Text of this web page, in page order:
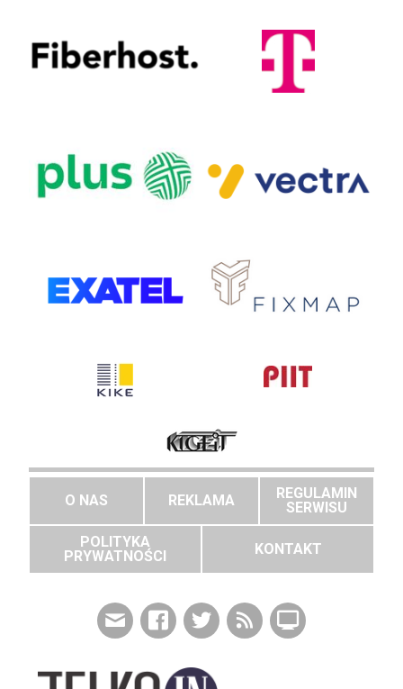
O NAS REKLAMA
REGULAMIN
SERWISU
POLITYKA
PRYWATNOŚCI
KONTAKT